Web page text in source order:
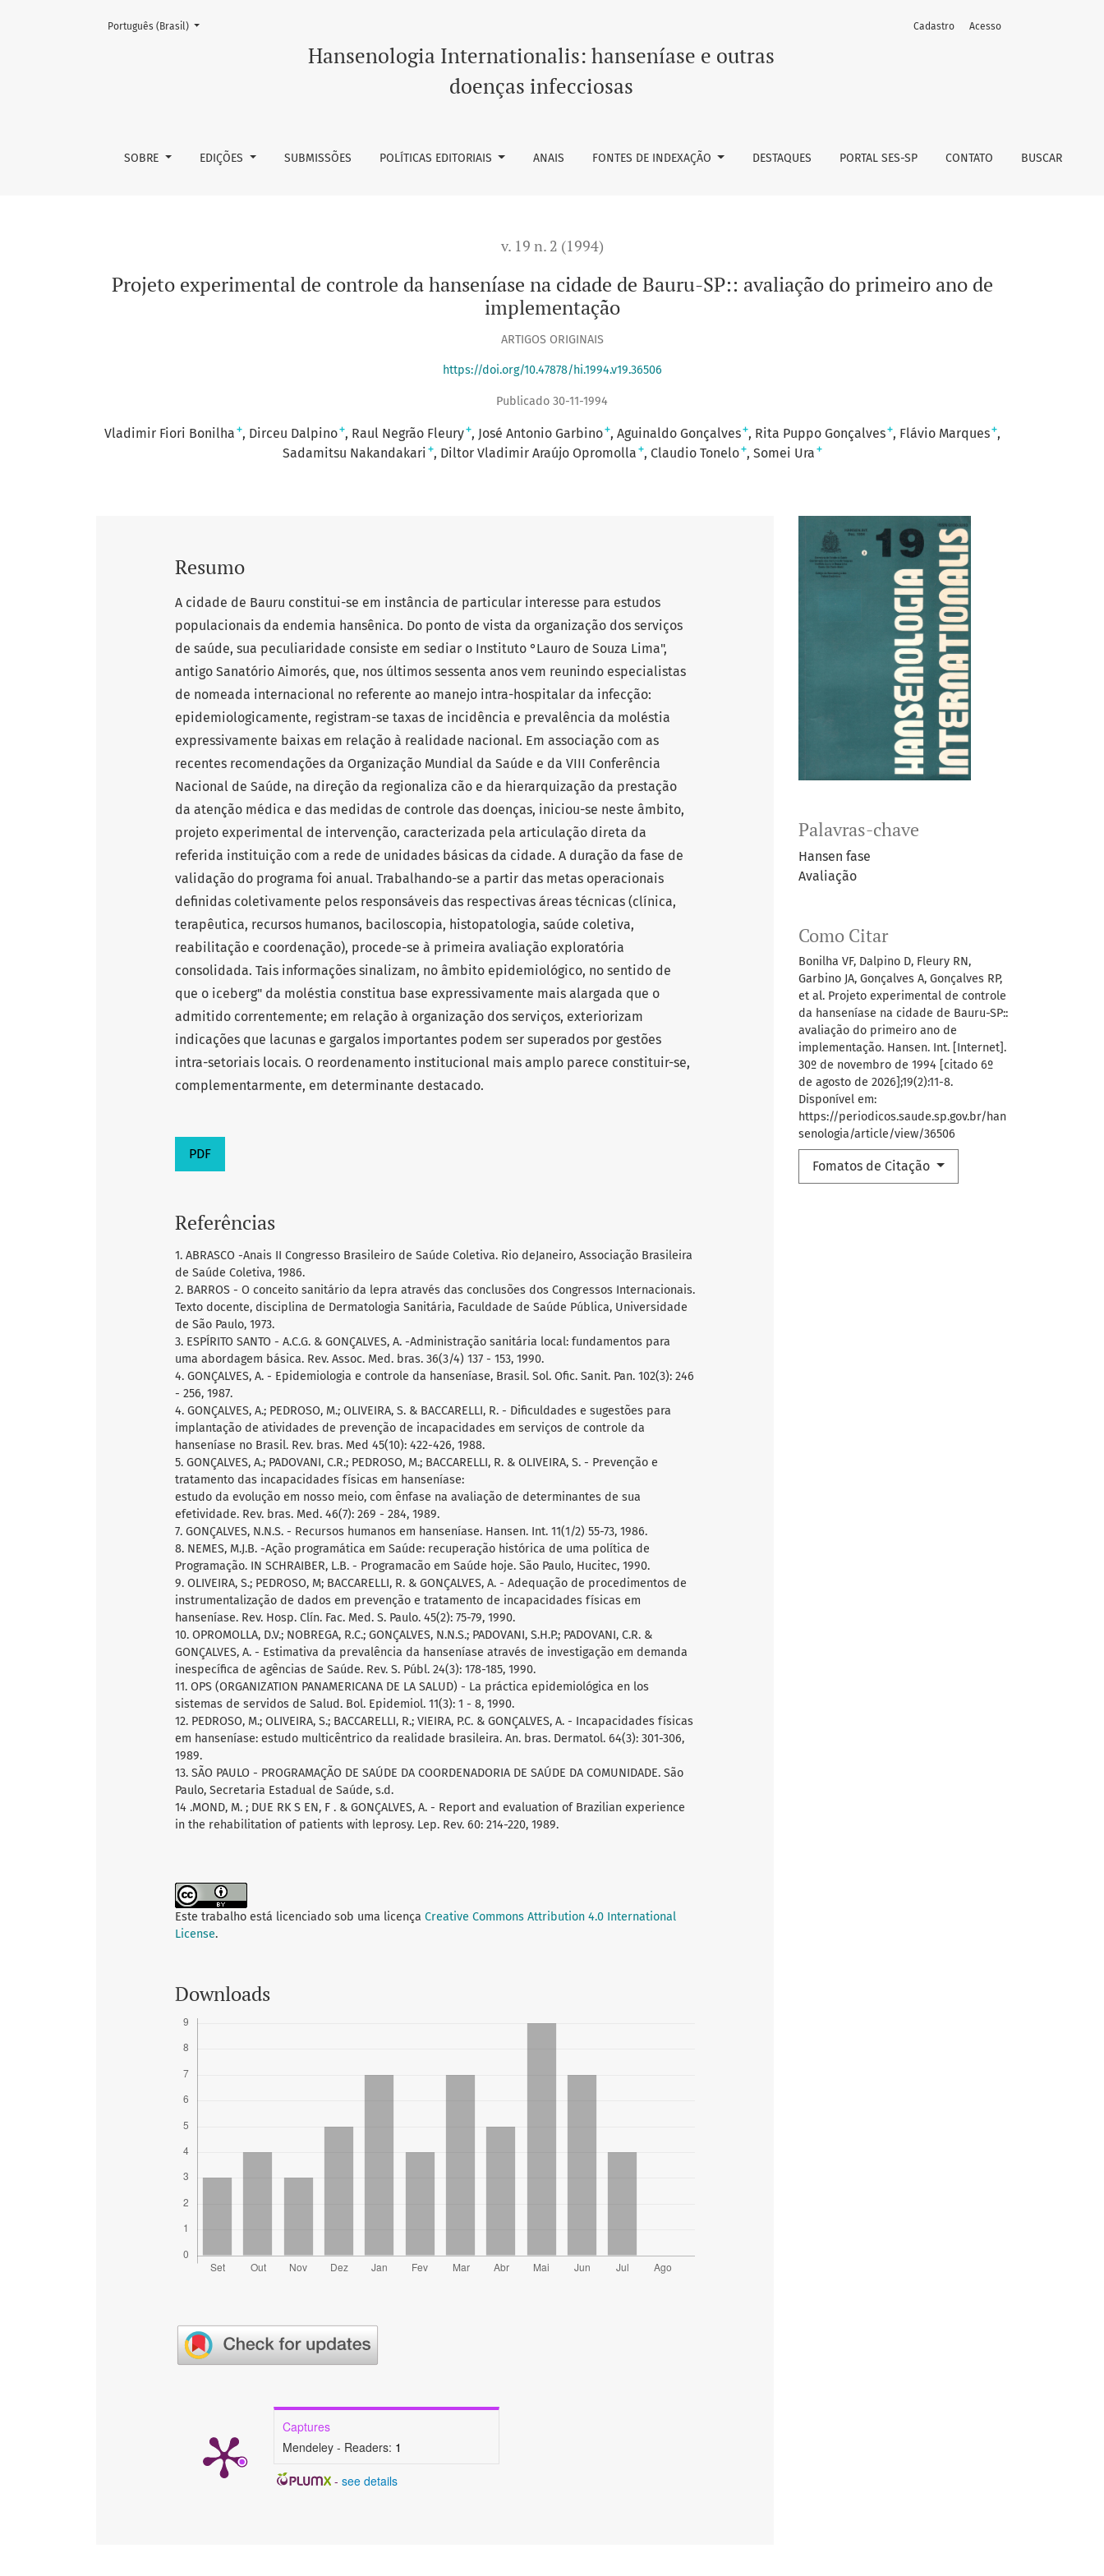
Projeto experimental de controle da hanseníase na cidade de Bauru-SP:
Hansenologia Internationalis: hanseníase e outras
doenças infecciosas
SOBRE EDIÇÕES SUBMISSÕES POLÍTICAS EDITORIAIS ANAIS FONTES DE INDEXAÇÃO DESTAQUES PORTAL SES-SP CONTATO BUSCAR
Cadastro Acesso
Mudar o idioma. O atual é:
Português (Brasil)
v. 19 n. 2 (1994)
Projeto experimental de controle da hanseníase na cidade de Bauru-SP:: avaliação do primeiro ano de
implementação
ARTIGOS ORIGINAIS
https://doi.org/10.47878/hi.1994.v19.36506
Publicado 30-11-1994
Vladimir Fiori Bonilha + Dirceu Dalpino+ Raul Negrão Fleury+ José Antonio Garbino+ Aguinaldo Gonçalves+ Rita Puppo Gonçalves+ Flávio Marques+
Sadamitsu Nakandakari + Diltor Vladimir Araújo Opromolla + Claudio Tonelo+ Somei Ura +
Palavras-chave
Hansen fase
Avaliação
Como Citar
Bonilha VF, Dalpino D, Fleury RN,
Garbino JA, Gonçalves A, Gonçalves RP,
et al. Projeto experimental de controle
da hanseníase na cidade de Bauru-SP::
avaliação do primeiro ano de
implementação. Hansen. Int. [Internet].
30º de novembro de 1994 [citado 6º
de agosto de 2026];19(2):11-8.
Disponível em:
https://periodicos.saude.sp.gov.br/han
senologia/article/view/36506
Fomatos de Citação
Resumo
A cidade de Bauru constitui-se em instância de particular interesse para estudos
populacionais da endemia hansênica. Do ponto de vista da organização dos serviços
de saúde, sua peculiaridade consiste em sediar o Instituto °Lauro de Souza Lima",
antigo Sanatório Aimorés, que, nos últimos sessenta anos vem reunindo especialistas
de nomeada internacional no referente ao manejo intra-hospitalar da infecção:
epidemiologicamente, registram-se taxas de incidência e prevalência da moléstia
expressivamente baixas em relação à realidade nacional. Em associação com as
recentes recomendações da Organização Mundial da Saúde e da VIII Conferência
Nacional de Saúde, na direção da regionaliza cão e da hierarquização da prestação
da atenção médica e das medidas de controle das doenças, iniciou-se neste âmbito,
projeto experimental de intervenção, caracterizada pela articulação direta da
referida instituição com a rede de unidades básicas da cidade. A duração da fase de
validação do programa foi anual. Trabalhando-se a partir das metas operacionais
definidas coletivamente pelos responsáveis das respectivas áreas técnicas (clínica,
terapêutica, recursos humanos, baciloscopia, histopatologia, saúde coletiva,
reabilitação e coordenação), procede-se à primeira avaliação exploratória
consolidada. Tais informações sinalizam, no âmbito epidemiológico, no sentido de
que o iceberg" da moléstia constitua base expressivamente mais alargada que o
admitido correntemente; em relação à organização dos serviços, exteriorizam
indicações que lacunas e gargalos importantes podem ser superados por gestões
intra-setoriais locais. O reordenamento institucional mais amplo parece constituir-se,
complementarmente, em determinante destacado.
PDF
Referências
1. ABRASCO -Anais II Congresso Brasileiro de Saúde Coletiva. Rio deJaneiro, Associação Brasileira
de Saúde Coletiva, 1986.
2. BARROS - O conceito sanitário da lepra através das conclusões dos Congressos Internacionais.
Texto docente, disciplina de Dermatologia Sanitária, Faculdade de Saúde Pública, Universidade
de São Paulo, 1973.
3. ESPÍRITO SANTO - A.C.G. & GONÇALVES, A. -Administração sanitária local: fundamentos para
uma abordagem básica. Rev. Assoc. Med. bras. 36(3/4) 137 - 153, 1990.
4. GONÇALVES, A. - Epidemiologia e controle da hanseníase, Brasil. Sol. Ofic. Sanit. Pan. 102(3): 246
- 256, 1987.
4. GONÇALVES, A.; PEDROSO, M.; OLIVEIRA, S. & BACCARELLI, R. - Dificuldades e sugestões para
implantação de atividades de prevenção de incapacidades em serviços de controle da
hanseníase no Brasil. Rev. bras. Med 45(10): 422-426, 1988.
5. GONÇALVES, A.; PADOVANI, C.R.; PEDROSO, M.; BACCARELLI, R. & OLIVEIRA, S. - Prevenção e
tratamento das incapacidades físicas em hanseníase:
estudo da evolução em nosso meio, com ênfase na avaliação de determinantes de sua
efetividade. Rev. bras. Med. 46(7): 269 - 284, 1989.
7. GONÇALVES, N.N.S. - Recursos humanos em hanseníase. Hansen. Int. 11(1/2) 55-73, 1986.
8. NEMES, M.J.B. -Ação programática em Saúde: recuperação histórica de uma política de
Programação. IN SCHRAIBER, L.B. - Programacão em Saúde hoje. São Paulo, Hucitec, 1990.
9. OLIVEIRA, S.; PEDROSO, M; BACCARELLI, R. & GONÇALVES, A. - Adequação de procedimentos de
instrumentalização de dados em prevenção e tratamento de incapacidades físicas em
hanseníase. Rev. Hosp. Clín. Fac. Med. S. Paulo. 45(2): 75-79, 1990.
10. OPROMOLLA, D.V.; NOBREGA, R.C.; GONÇALVES, N.N.S.; PADOVANI, S.H.P.; PADOVANI, C.R. &
GONÇALVES, A. - Estimativa da prevalência da hanseníase através de investigação em demanda
inespecífica de agências de Saúde. Rev. S. Públ. 24(3): 178-185, 1990.
11. OPS (ORGANIZATION PANAMERICANA DE LA SALUD) - La práctica epidemiológica en los
sistemas de servidos de Salud. Bol. Epidemiol. 11(3): 1 - 8, 1990.
12. PEDROSO, M.; OLIVEIRA, S.; BACCARELLI, R.; VIEIRA, P.C. & GONÇALVES, A. - Incapacidades físicas
em hanseníase: estudo multicêntrico da realidade brasileira. An. bras. Dermatol. 64(3): 301-306,
1989.
13. SÃO PAULO - PROGRAMAÇÃO DE SAÚDE DA COORDENADORIA DE SAÚDE DA COMUNIDADE. São
Paulo, Secretaria Estadual de Saúde, s.d.
14 .MOND, M. ; DUE RK S EN, F . & GONÇALVES, A. - Report and evaluation of Brazilian experience
in the rehabilitation of patients with leprosy. Lep. Rev. 60: 214-220, 1989.
Este trabalho está licenciado sob uma licença Creative Commons Attribution 4.0 International
License.
Downloads
Captures
Mendeley - Readers: 1
- see details